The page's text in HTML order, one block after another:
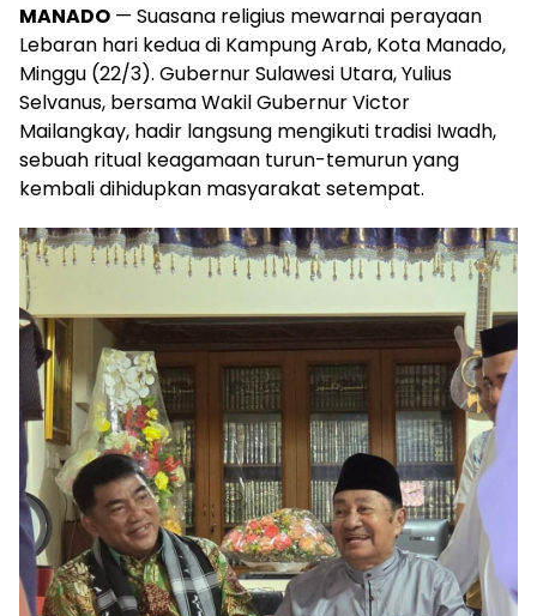
MANADO — Suasana religius mewarnai perayaan
Lebaran hari kedua di Kampung Arab, Kota Manado,
Minggu (22/3). Gubernur Sulawesi Utara, Yulius
Selvanus, bersama Wakil Gubernur Victor
Mailangkay, hadir langsung mengikuti tradisi Iwadh,
sebuah ritual keagamaan turun-temurun yang
kembali dihidupkan masyarakat setempat.